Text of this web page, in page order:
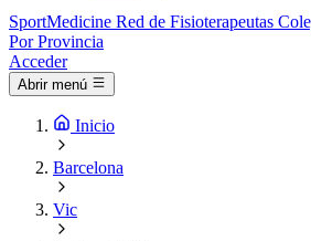
SportMedicine Red de Fisioterapeutas
Por Provincia
Acceder
Abrir menú
Inicio
Barcelona
Vic